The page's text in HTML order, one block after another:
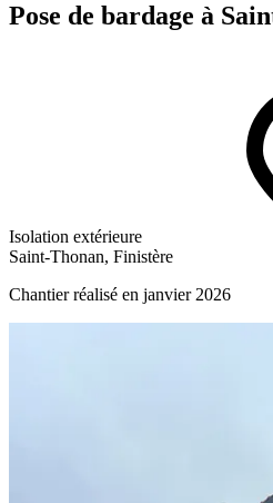
Pose de bardage à
Isolation extérieure
Saint-Thonan, Finistère
Chantier réalisé en janvier 2026